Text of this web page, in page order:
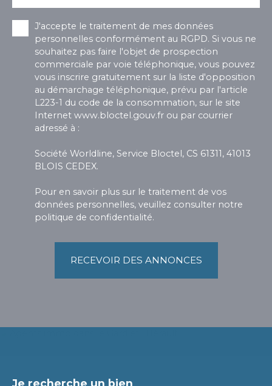
J'accepte le traitement de mes données
personnelles conformément au RGPD. Si vous ne
souhaitez pas faire l'objet de prospection
commerciale par voie téléphonique, vous pouvez
vous inscrire gratuitement sur la liste d'opposition
au démarchage téléphonique, prévu par l'article
L223-1 du code de la consommation, sur le site
Internet www.bloctel.gouv.fr ou par courrier
adressé à :
Société Worldline, Service Bloctel, CS 61311, 41013
BLOIS CEDEX.
Pour en savoir plus sur le traitement de vos
données personnelles, veuillez consulter notre
politique de confidentialité.
RECEVOIR DES ANNONCES
Je recherche un bien